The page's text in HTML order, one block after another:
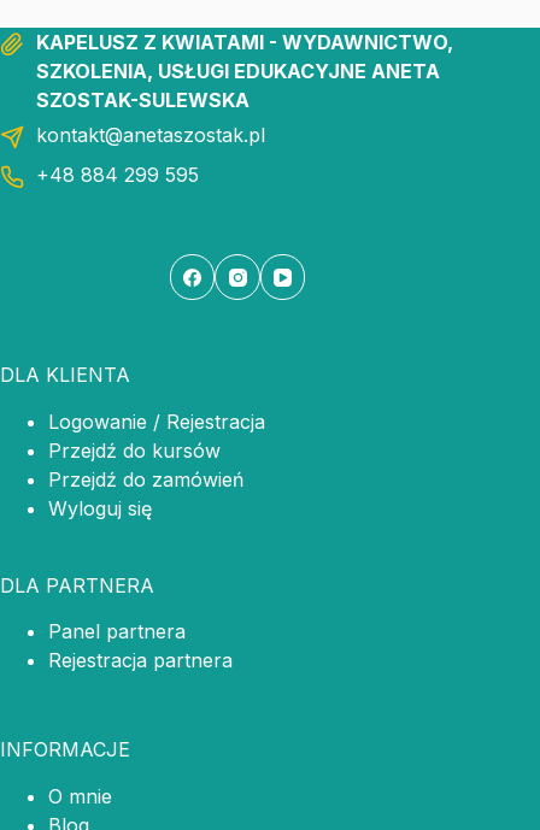
KAPELUSZ Z KWIATAMI - WYDAWNICTWO,
SZKOLENIA, USŁUGI EDUKACYJNE ANETA
SZOSTAK-SULEWSKA
kontakt@anetaszostak.pl
+48 884 299 595
DLA KLIENTA
Logowanie / Rejestracja
Przejdź do kursów
Przejdź do zamówień
Wyloguj się
DLA PARTNERA
Panel partnera
Rejestracja partnera
INFORMACJE
O mnie